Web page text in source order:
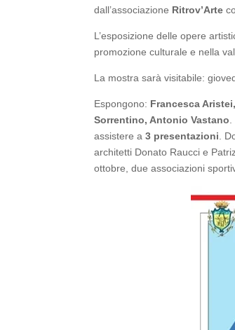
dall’associazione Ritrov’Arte
L’esposizione delle opere
promozione culturale e nella
La mostra sarà visitabile:
Espongono: Francesca
Sorrentino, Antonio Vastano
assistere a3 presentazioni .
architetti Donato Raucci e
ottobre, due associazioni